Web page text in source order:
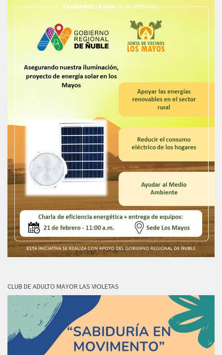
CLUB DE ADULTO MAYOR LAS VIOLETAS